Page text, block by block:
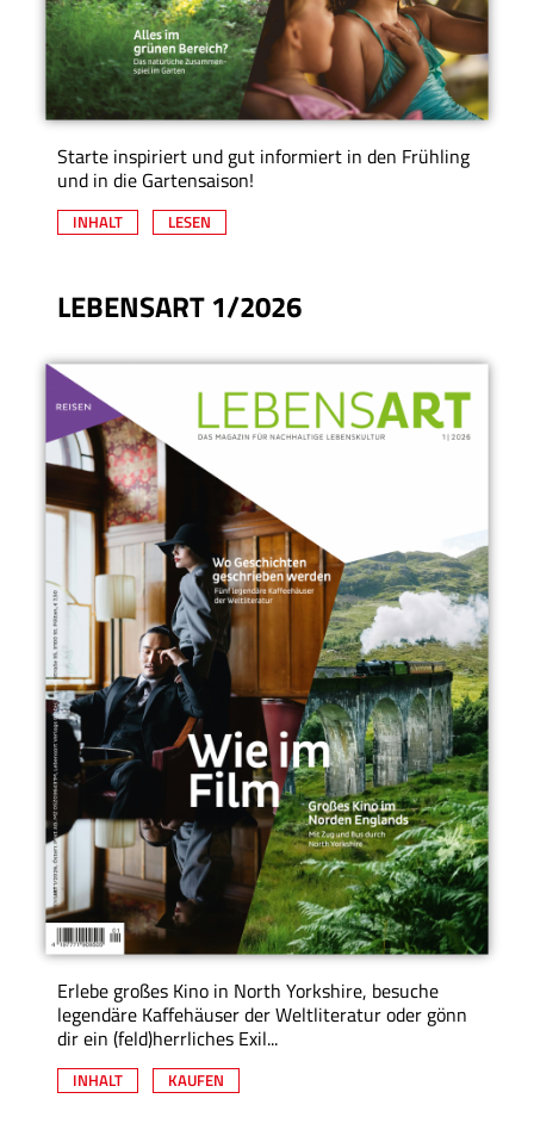
Starte inspiriert und gut informiert in den Frühling
und in die Gartensaison!
INHALT LESEN
LEBENSART 1/2026
Erlebe großes Kino in North Yorkshire, besuche
legendäre Kaffehäuser der Weltliteratur oder gönn
dir ein (feld)herrliches Exil...
INHALT KAUFEN